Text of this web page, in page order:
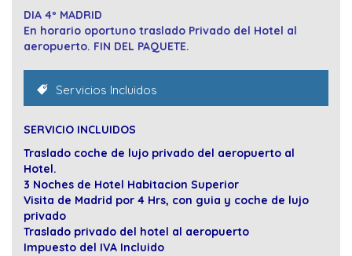
DIA 4º MADRID
En horario oportuno traslado Privado del Hotel al
aeropuerto. FIN DEL PAQUETE.
Servicios Incluidos
SERVICIO INCLUIDOS
Traslado coche de lujo privado del aeropuerto al
Hotel.
3 Noches de Hotel Habitacion Superior
Visita de Madrid por 4 Hrs, con guia y coche de lujo
privado
Traslado privado del hotel al aeropuerto
Impuesto del IVA Incluido